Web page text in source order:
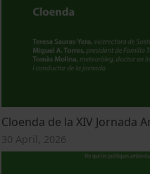
Cloenda de la XIV Jornada
30 April, 2026